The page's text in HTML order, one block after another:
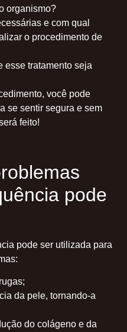
organismo?
e com qual
o procedimento de
esse tratamento seja
você pode
se sentir segura e sem
feito!
pode
pode ser utilizada para
da pele, tornando-a
do colágeno e da